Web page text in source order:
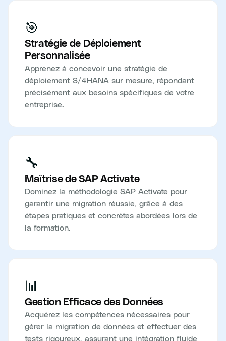
🎯
Stratégie de Déploiement
Personnalisée
Apprenez à concevoir une stratégie de
déploiement S/4HANA sur mesure, répondant
précisément aux besoins spécifiques de votre
entreprise.
🔧
Maîtrise de SAP Activate
Dominez la méthodologie SAP Activate pour
garantir une migration réussie, grâce à des
étapes pratiques et concrètes abordées lors de
la formation.
📊
Gestion Efficace des Données
Acquérez les compétences nécessaires pour
gérer la migration de données et effectuer des
tests rigoureux, assurant une intégration fluide